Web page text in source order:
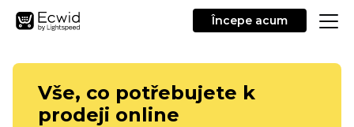
Începe acum
Vše, co potřebujete k
prodeji online